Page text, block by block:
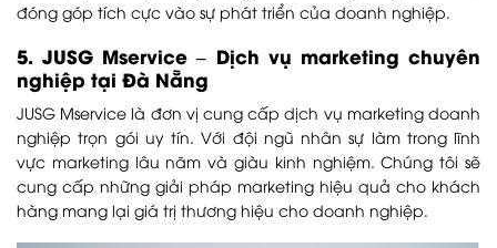
đóng góp tích cực vào sự phát triển của doanh nghiệp.
5. JUSG Mservice – Dịch vụ marketing chuyên
nghiệp tại Đà Nẵng
JUSG Mservice là đơn vị cung cấp dịch vụ marketing doanh
nghiệp trọn gói uy tín. Với đội ngũ nhân sự làm trong lĩnh
vực marketing lâu năm và giàu kinh nghiệm. Chúng tôi sẽ
cung cấp những giải pháp marketing hiệu quả cho khách
hàng mang lại giá trị thương hiệu cho doanh nghiệp.